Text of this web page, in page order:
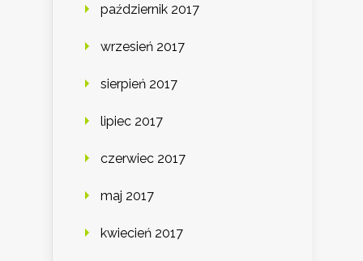
październik 2017
wrzesień 2017
sierpień 2017
lipiec 2017
czerwiec 2017
maj 2017
kwiecień 2017